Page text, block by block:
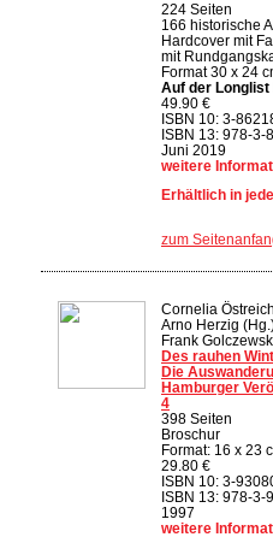
224 Seiten
166 historische
Hardcover mit
mit
Format 30 x 24
Auf der Longlist
49.90 €
ISBN 10: 3-
ISBN 13: 978-3-
Juni 2019
weitere
Erhältlich in
zum
Cornelia Östreich
Arno Herzig
Frank
Des rauhen
Die
Hamburger
4
398 Seiten
Broschur
Format: 16 x 23
29.80 €
ISBN 10: 3-
ISBN 13: 978-3-
1997
weitere